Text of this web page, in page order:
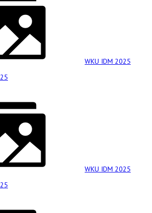
WKU IDM 2025
WKU IDM 2025